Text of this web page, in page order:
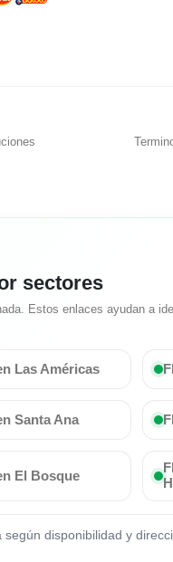
sectores
Estos enlaces ayudan a
Las Américas
Santa Ana
El Bosque
disponibilidad y